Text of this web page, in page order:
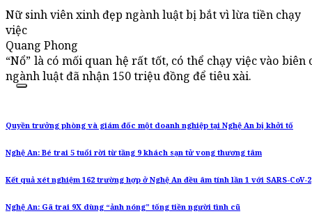
Nữ sinh viên xinh đẹp ngành luật bị bắt vì lừa tiền chạy
việc
Quang Phong
“Nổ” là có mối quan hệ rất tốt, có thể chạy việc vào
ngành luật đã nhận 150 triệu đồng để tiêu xài.
Quyền trưởng phòng và giám đốc một doanh nghiệp tại Nghệ An bị khởi tố
Nghệ An: Bé trai 5 tuổi rời từ tầng 9 khách sạn tử vong thương tâm
Kết quả xét nghiệm 162 trường hợp ở Nghệ An đều âm tính lần 1 với SARS-CoV-2
Nghệ An: Gã trai 9X dùng “ảnh nóng” tống tiền người tình cũ